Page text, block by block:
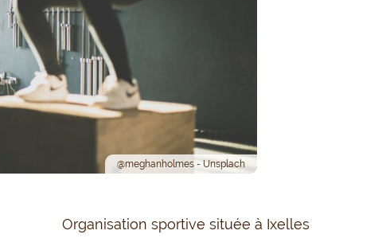
@meghanholmes - Unsplach
Organisation sportive située à Ixelles